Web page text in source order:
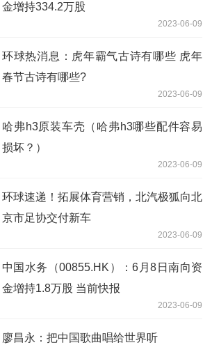
金增持334.2万股
2023-06-09
环球热消息：虎年霸气古诗有哪些 虎年
春节古诗有哪些?
2023-06-09
哈弗h3原装车壳（哈弗h3哪些配件容易
损坏？）
2023-06-09
环球速递！拓展体育营销，北汽极狐向北
京市足协交付新车
2023-06-09
中国水务（00855.HK）：6月8日南向资
金增持1.8万股 当前快报
2023-06-09
廖昌永：把中国歌曲唱给世界听